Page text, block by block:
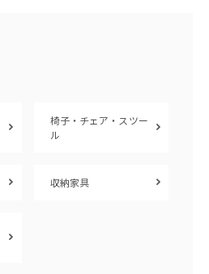
椅子・チェア・スツー
ル
収納家具